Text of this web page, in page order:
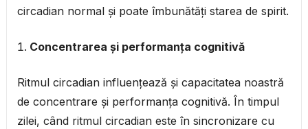
circadian normal și poate îmbunătăți starea de spirit.
Concentrarea și performanța cognitivă
Ritmul circadian influențează și capacitatea noastră
de concentrare și performanța cognitivă. În timpul
zilei, când ritmul circadian este în sincronizare cu